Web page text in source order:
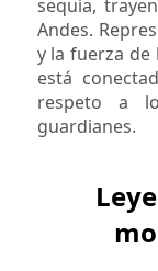
sequía,
Andes.
y la fuerza
está
respeto a
guardianes.